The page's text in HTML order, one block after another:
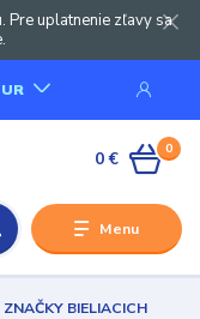
Pre uplatnenie zľavy sa
Menu
0
0 €
ZNAČKY BIELIACICH